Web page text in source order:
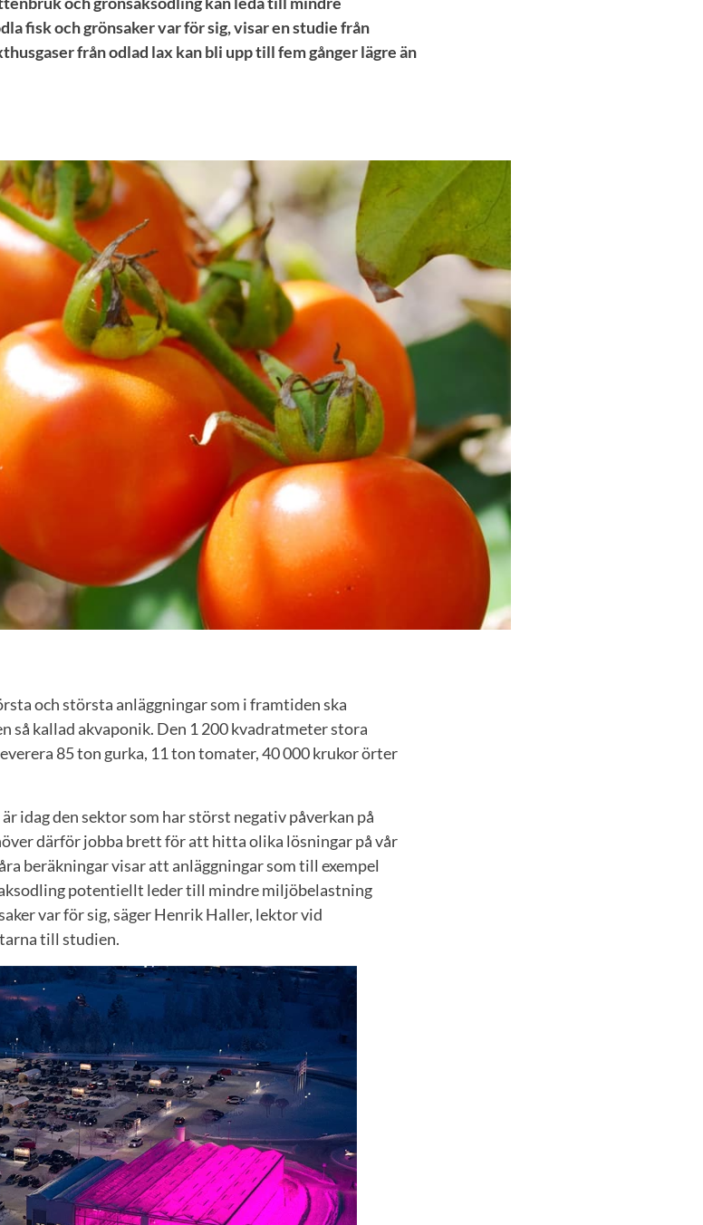
fisk och grönsaker var för sig, visar en studie från
från odlad lax kan bli upp till fem gånger lägre än
och största anläggningar som i framtiden ska
så kallad akvaponik. Den 1 200 kvadratmeter stora
85 ton gurka, 11 ton tomater, 40 000 krukor örter
idag den sektor som har störst negativ påverkan på
därför jobba brett för att hitta olika lösningar på vår
beräkningar visar att anläggningar som till exempel
potentiellt leder till mindre miljöbelastning
var för sig, säger Henrik Haller, lektor vid
till studien.